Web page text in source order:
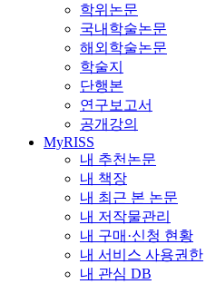
학위논문
국내학술논문
해외학술논문
학술지
단행본
연구보고서
공개강의
MyRISS
내 추천논문
내 책장
내 최근 본 논문
내 저작물관리
내 구매·신청 현황
내 서비스 사용권한
내 관심 DB